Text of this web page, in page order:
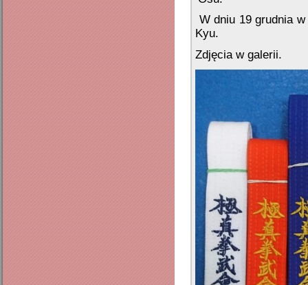
W dniu 19 grudnia
Kyu.
Zdjęcia w galerii.